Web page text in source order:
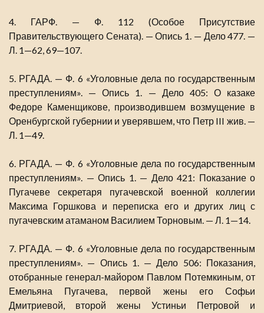
4. ГАРФ. — Ф. 112 (Особое Присутствие
Правительствующего Сената). — Опись 1. — Дело 477. —
Л. 1—62, 69—107.
5. РГАДА. — Ф. 6 «Уголовные дела по государственным
преступлениям». — Опись 1. — Дело 405: О казаке
Федоре Каменщикове, производившем возмущение в
Оренбургской губернии и уверявшем, что Петр III жив. —
Л. 1—49.
6. РГАДА. — Ф. 6 «Уголовные дела по государственным
преступлениям». — Опись 1. — Дело 421: Показание о
Пугачеве секретаря пугачевской военной коллегии
Максима Горшкова и переписка его и других лиц с
пугачевским атаманом Василием Торновым. — Л. 1—14.
7. РГАДА. — Ф. 6 «Уголовные дела по государственным
преступлениям». — Опись 1. — Дело 506: Показания,
отобранные генерал-майором Павлом Потемкиным, от
Емельяна Пугачева, первой жены его Софьи
Дмитриевой, второй жены Устиньи Петровой и